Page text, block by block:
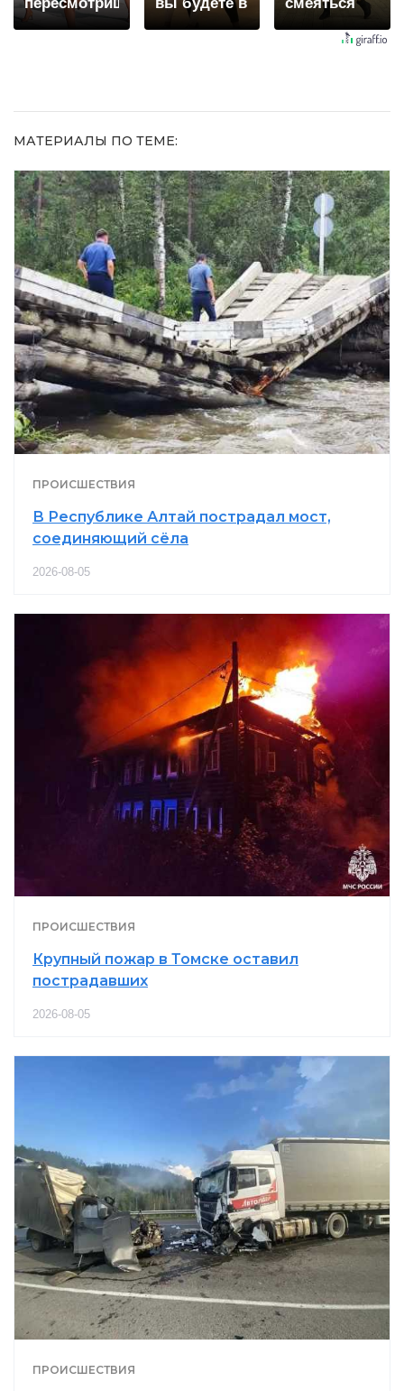
пересмотришь
не раз
вы будете в
шоке от
смеяться
МАТЕРИАЛЫ ПО ТЕМЕ:
ПРОИСШЕСТВИЯ
В Республике Алтай пострадал мост,
соединяющий сёла
2026-08-05
ПРОИСШЕСТВИЯ
Крупный пожар в Томске оставил
пострадавших
2026-08-05
ПРОИСШЕСТВИЯ